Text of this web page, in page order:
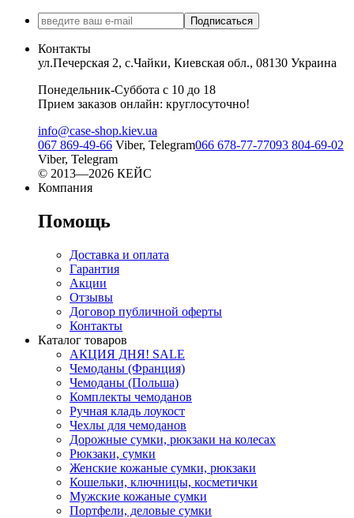
Подписаться
Контакты
ул.Печерская 2, с.Чайки, Киевская обл., 08130 Украина
Понедельник-Суббота с 10 до 18
Прием заказов онлайн: круглосуточно!
info@case-shop.kiev.ua
067 869-49-66 Viber, Telegram066 678-77-77093 804-69-02
Viber, Telegram
© 2013—2026 КЕЙС
Компания
Помощь
Доставка и оплата
Гарантия
Акции
Отзывы
Договор публичной оферты
Контакты
Каталог товаров
АКЦИЯ ДНЯ! SALE
Чемоданы (Франция)
Чемоданы (Польша)
Комплекты чемоданов
Ручная кладь лоукост
Чехлы для чемоданов
Дорожные сумки, рюкзаки на колесах
Рюкзаки, сумки
Женские кожаные сумки, рюкзаки
Кошельки, ключницы, косметички
Мужские кожаные сумки
Портфели, деловые сумки